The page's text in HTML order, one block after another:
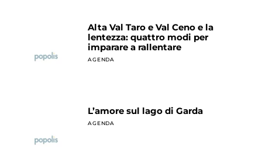
Alta Val Taro e Val Ceno e la
lentezza: quattro modi per
imparare a rallentare
AGENDA
L’amore sul lago di Garda
AGENDA